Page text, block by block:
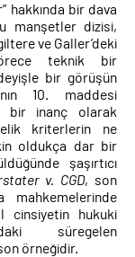
hakkında bir dava
manşetler dizisi,
ve Galler’deki
teknik bir
bir görüşün
10. maddesi
bir inanç olarak
kriterlerin ne
oldukça dar bir
şaşırtıcı
v. CGD, son
mahkemelerinde
cinsiyetin hukuki
süregelen
örneğidir.